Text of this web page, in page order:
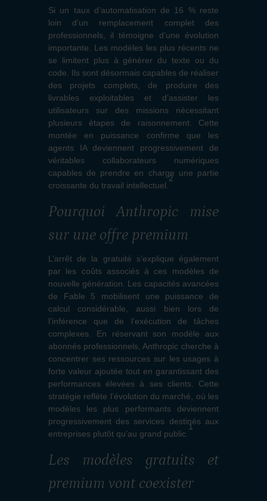
Si un taux d’automatisation de 16 % reste
loin d’un remplacement complet des
professionnels, il témoigne d’une évolution
importante. Les modèles les plus récents ne
se limitent plus à générer du texte ou du
code. Ils sont désormais capables de réaliser
des projets complets, de produire des
livrables exploitables et d’assister les
utilisateurs sur des missions nécessitant
plusieurs étapes de raisonnement. Cette
montée en puissance confirme que les
agents IA deviennent progressivement de
véritables collaborateurs numériques
capables de prendre en charge une partie
croissante du travail intellectuel.
2
Pourquoi Anthropic mise
sur une offre premium
L’arrêt de la gratuité s’explique également
par les coûts associés à ces modèles de
nouvelle génération. Les capacités avancées
de Fable 5 mobilisent une puissance de
calcul considérable, aussi bien lors de
l’inférence que de l’exécution de tâches
complexes. En réservant son modèle aux
abonnés professionnels, Anthropic cherche à
concentrer ses ressources sur les usages à
forte valeur ajoutée tout en garantissant des
performances élevées à ses clients. Cette
stratégie reflète l’évolution du marché, où les
modèles les plus performants deviennent
progressivement des services destinés aux
entreprises plutôt qu’au grand public.
1
Les modèles gratuits et
premium vont coexister